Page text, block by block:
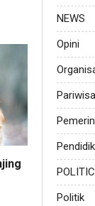
NEWS
Opini
Politik